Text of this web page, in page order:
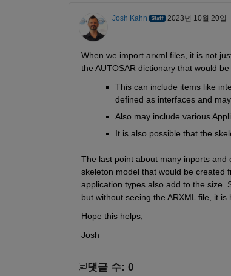
Josh Kahn 2023년 10월 20일
When we import arxml files, it is not
the AUTOSAR dictionary that would be
This can include items like
defined as interfaces and
Also may include various
It is also possible that the
The last point about many inports and
skeleton model that would be created
application types also add to the size.
but without seeing the ARXML file, it
Hope this helps,
Josh
댓글 수: 0